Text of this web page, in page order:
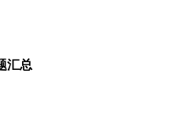
汇总